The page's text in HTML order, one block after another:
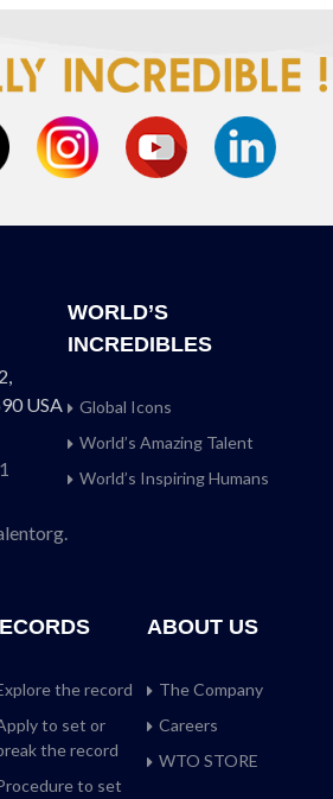
USA
WORLD’S
INCREDIBLES
Global Icons
World’s Amazing Talent
World’s Inspiring Humans
the record
to set or
the record
to set
ABOUT US
The Company
Careers
WTO STORE